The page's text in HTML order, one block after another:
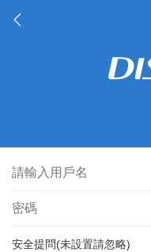
安全提問(未設置請忽略)